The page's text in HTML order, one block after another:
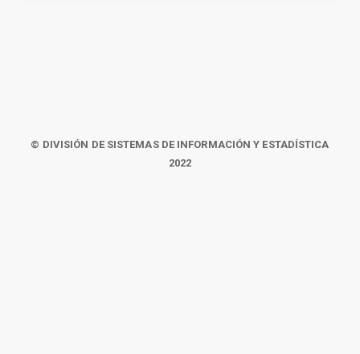
© DIVISIÓN DE SISTEMAS DE INFORMACIÓN Y ESTADÍSTICA
2022